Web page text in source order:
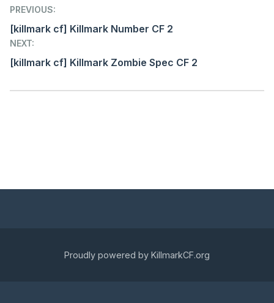
Post
navigation
PREVIOUS:
[killmark cf] Killmark Number CF 2
NEXT:
[killmark cf] Killmark Zombie Spec CF 2
Proudly powered by KillmarkCF.org